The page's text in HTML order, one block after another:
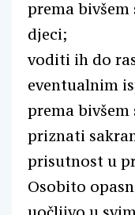
prema
djeci;
voditi ih do
eventualnim
prema
priznati
prisutnost u
Osobito